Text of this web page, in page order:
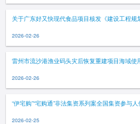
关于广东好又快现代食品项目核发《建设工程规
2026-02-26
雷州市流沙港渔业码头灾后恢复重建项目海域使
2026-02-26
“伊宅购”“宅购通”非法集资系列案全国集资参与
2026-02-25